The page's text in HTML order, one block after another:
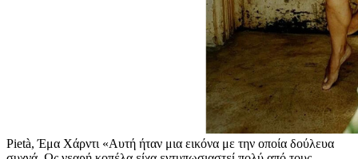
Pietà, Έμα Χάρντι «Αυτή ήταν μια εικόνα με την οποία δούλευα